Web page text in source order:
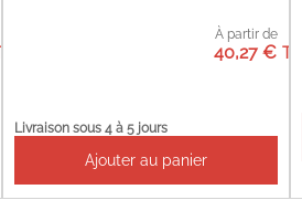
À partir de
40,27 €
Livraison sous 4 à 5 jours
Ajouter au panier